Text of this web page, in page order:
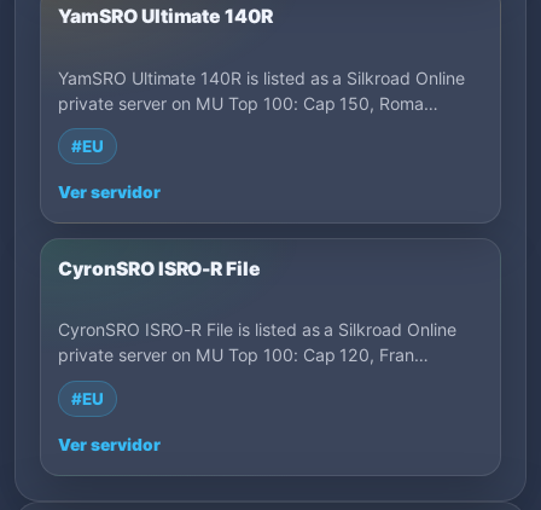
YamSRO Ultimate 140R
YamSRO Ultimate 140R is listed as a Silkroad Online
private server on MU Top 100: Cap 150, Roma…
#EU
Ver servidor
CyronSRO ISRO-R File
CyronSRO ISRO-R File is listed as a Silkroad Online
private server on MU Top 100: Cap 120, Fran…
#EU
Ver servidor